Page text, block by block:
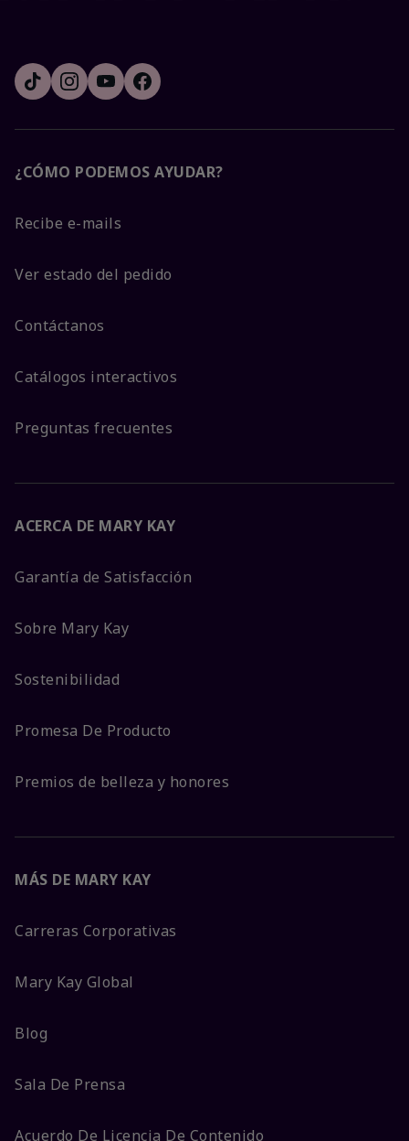
¿CÓMO PODEMOS AYUDAR?
Recibe e-mails
Ver estado del pedido
Contáctanos
Catálogos interactivos
Preguntas frecuentes
ACERCA DE MARY KAY
Garantía de Satisfacción
Sobre Mary Kay
Sostenibilidad
Promesa De Producto
Premios de belleza y honores
MÁS DE MARY KAY
Carreras Corporativas
Mary Kay Global
Blog
Sala De Prensa
Acuerdo De Licencia De Contenido